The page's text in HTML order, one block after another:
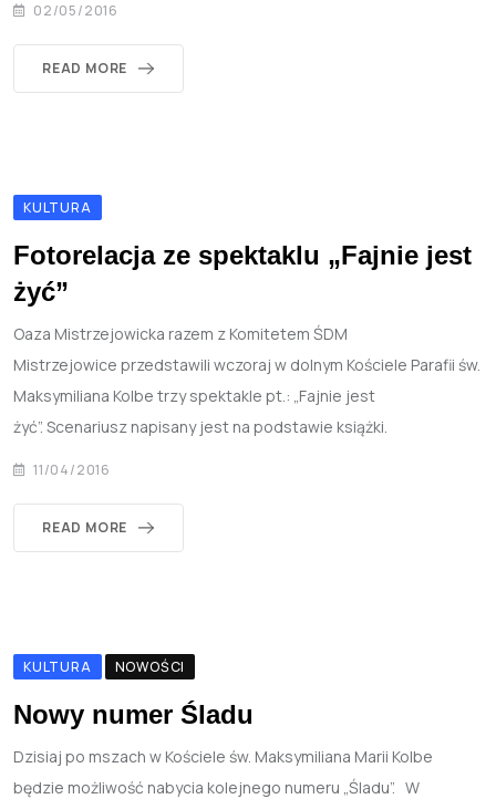
02/05/2016
READ MORE
KULTURA
Fotorelacja ze spektaklu „Fajnie jest
żyć”
Oaza Mistrzejowicka razem z Komitetem ŚDM
Mistrzejowice przedstawili wczoraj w dolnym Kościele Parafii św.
Maksymiliana Kolbe trzy spektakle pt.: „Fajnie jest
żyć”. Scenariusz napisany jest na podstawie książki.
11/04/2016
READ MORE
KULTURA NOWOŚCI
Nowy numer Śladu
Dzisiaj po mszach w Kościele św. Maksymiliana Marii Kolbe
będzie możliwość nabycia kolejnego numeru „Śladu”. W